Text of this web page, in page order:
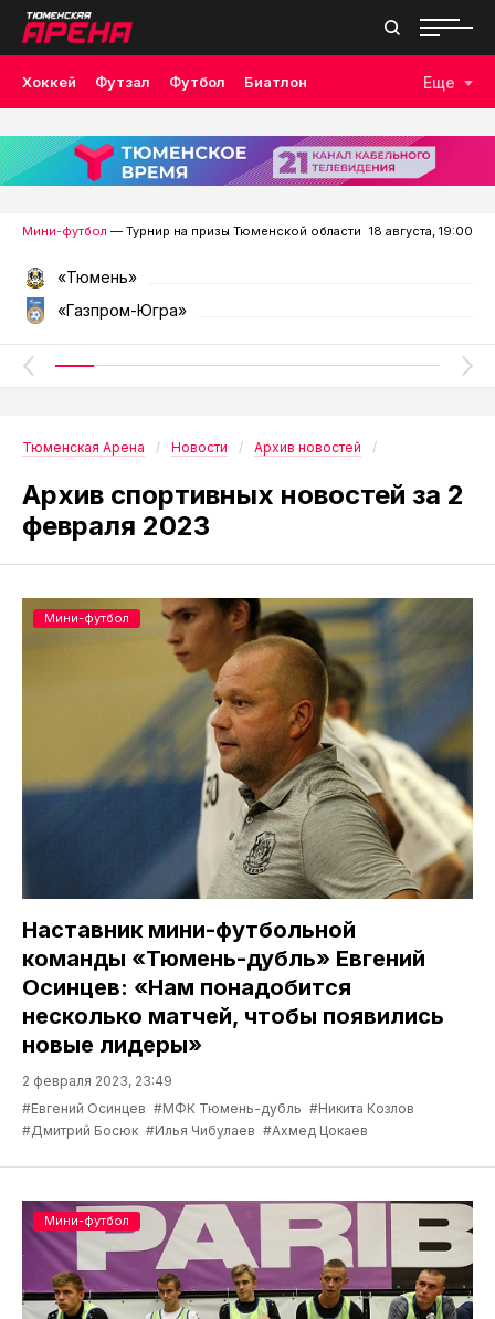
Хоккей Футзал Футбол Биатлон
Лыжные гонки Волейбол Плавание Дзюдо
Скалолазание Велоспорт Бокс
Еще
Мини-футбол — Турнир на призы Тюменской области 18 августа, 19:00
«Тюмень»
«Газпром-Югра»
Тюменская Арена Новости Архив новостей
Архив спортивных новостей за 2
февраля 2023
Наставник мини-футбольной
команды «Тюмень-дубль» Евгений
Осинцев: «Нам понадобится
несколько матчей, чтобы появились
новые лидеры»
2 февраля 2023, 23:49
#Евгений Осинцев #МФК Тюмень-дубль #Никита Козлов
#Дмитрий Босюк #Илья Чибулаев #Ахмед Цокаев
Мини-футбол
Мини-футбол